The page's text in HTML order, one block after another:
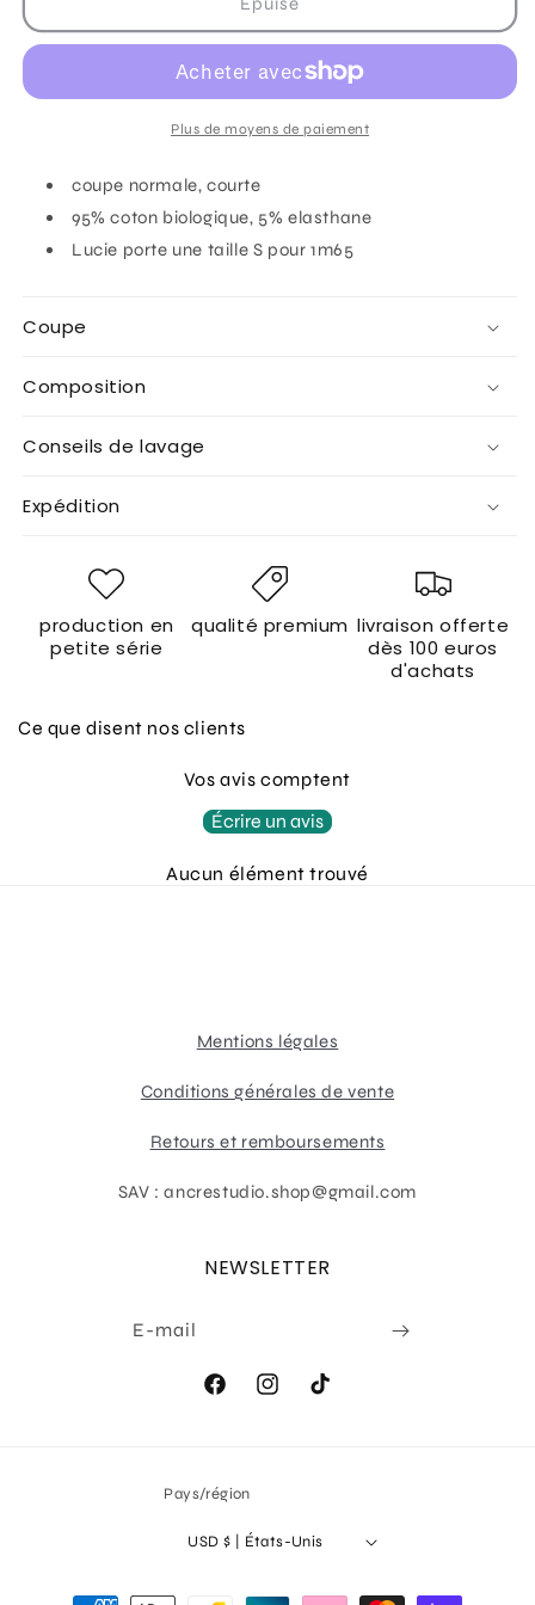
Top
&quot;sunkissed&quot;
écru
Top
&quot;sunkissed&quot;
écru
Plus de moyens de paiement
coupe normale, courte
95% coton biologique, 5% elasthane
Lucie porte une taille S pour 1m65
Coupe
Composition
Conseils de lavage
Expédition
production en
petite série
qualité premium livraison offerte
dès 100 euros
d'achats
Ce que disent nos clients
Vos avis comptent
Écrire un avis
Aucun élément trouvé
Mentions légales
Conditions générales de vente
Retours et remboursements
SAV : ancrestudio.shop@gmail.com
NEWSLETTER
E-mail
FacebookInstagramTikTok
Pays/région
USD $ | États-Unis
Moyens